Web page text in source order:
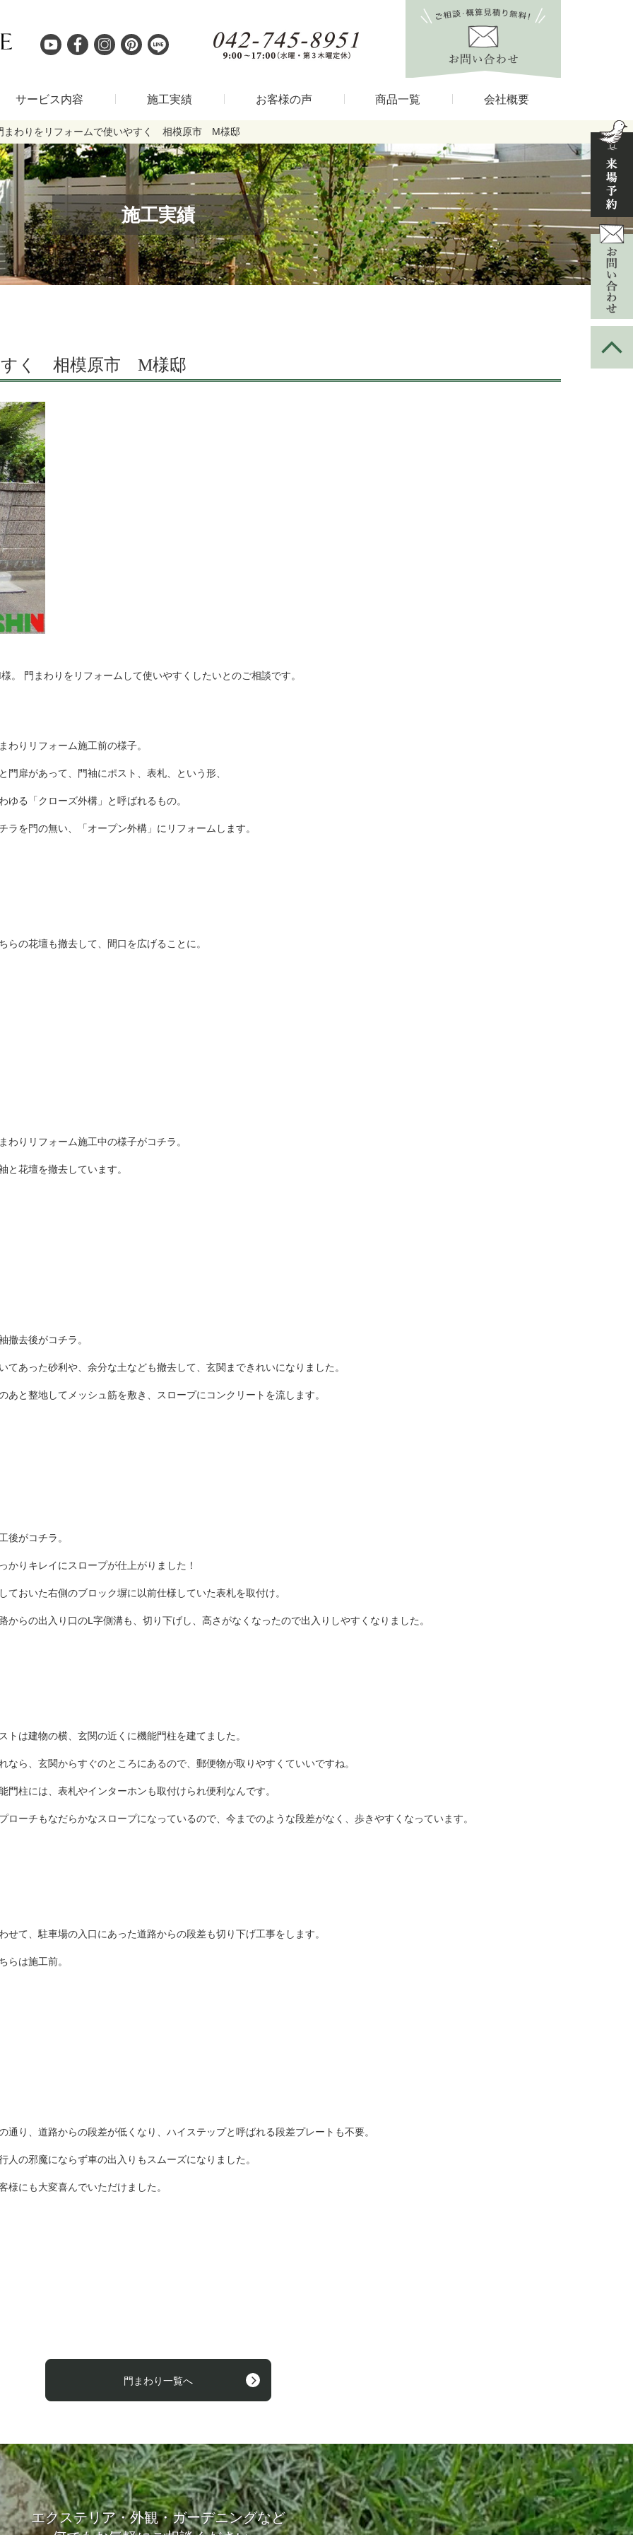
サービス内容 施工実績 お客様の声 商品一覧 会社概要
まわりをリフォームで使いやすく 相模原市 M様邸
施工実績
すく 相模原市 M様邸
。 門まわりをリフォームして使いやすくしたいとのご相談です。
わりリフォーム施工前の様子。
門扉があって、門袖にポスト、表札、という形、
ゆる「クローズ外構」と呼ばれるもの。
ラを門の無い、「オープン外構」にリフォームします。
らの花壇も撤去して、 間口を広げることに。
わりリフォーム施工中の様子がコチラ。
と花壇を撤去しています。
撤去後がコチラ。
てあった砂利や、余分な土なども撤去して、 玄関まできれいになりました。
あと整地してメッシュ筋を敷き、 スロープにコンクリートを流します。
後がコチラ。
かりキレイにスロープが仕上がりました！
ておいた右側のブロック塀に以前仕様していた表札を取付け。
からの出入り口のL字側溝も、切り下げし、 高さがなくなったので出入りしやすくなりました。
トは建物の横、玄関の近くに機能門柱を建てました。
なら、玄関からすぐのところにあるので、 郵便物が取りやすくていいですね。
門柱には、表札やインターホンも取付けられ便利なんです。
ローチもなだらかなスロープになっているので、 今までのような段差がなく、歩きやすくなっています。
せて、駐車場の入口にあった道路からの段差も切り下げ工事をします。
らは施工前。
通り、道路からの段差が低くなり、 ハイステップと呼ばれる段差プレートも不要。
人の邪魔にならず車の出入りもスムーズになりました。
様にも大変喜んでいただけました。
門まわり一覧へ
エクステリア・外観・ガーデニングなど